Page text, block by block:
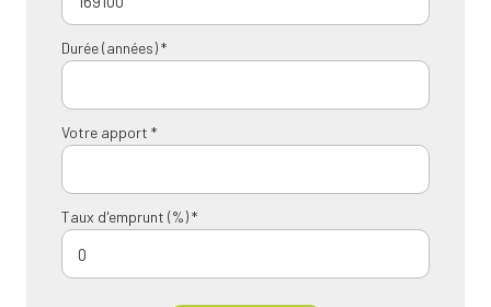
Durée (années) *
Votre apport *
Taux d'emprunt (%) *